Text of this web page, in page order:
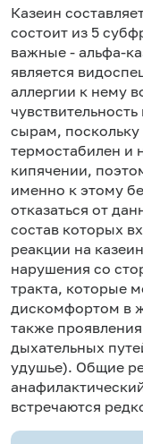
Казеин
состоит из 5
важные - альфа-
является
аллергии к нему
сырам,
термостабилен и
кипячении,
именно к этому
отказаться от
состав которых
реакции на
нарушения со
тракта, которые
дискомфортом в
также
дыхательных
удушье). Общие
встречаются